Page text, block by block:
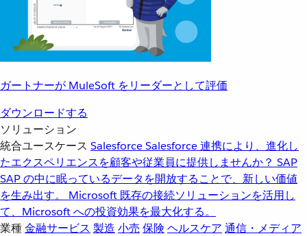
ガートナーが MuleSoft をリーダーとして評価
ダウンロードする
ソリューション
統合ユースケース SalesforceSalesforce 連携により、進化し
たエクスペリエンスを顧客や従業員に提供しませんか？ SAP
SAP の中に眠っているデータを開放することで、新しい価値
を生み出す。
Microsoft 既存の接続ソリューションを活用し
て、Microsoft への投資効果を最大化する。
業種金融サービス 製造 小売 保険 ヘルスケア 通信・メディア